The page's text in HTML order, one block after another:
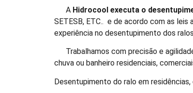
A Hidrocool executa o
SETESB, ETC.. e de acordo com as
experiência no desentupimento dos
Trabalhamos com precisão e
chuva ou banheiro residenciais,
Desentupimento do ralo em